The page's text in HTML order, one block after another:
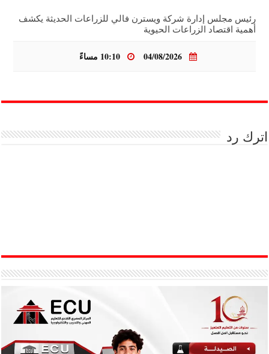
رئيس مجلس إدارة شركة ويسترن فالي للزراعات الحديثة يكشف
أهمية اقتصاد الزراعات الحيوية
اترك رد